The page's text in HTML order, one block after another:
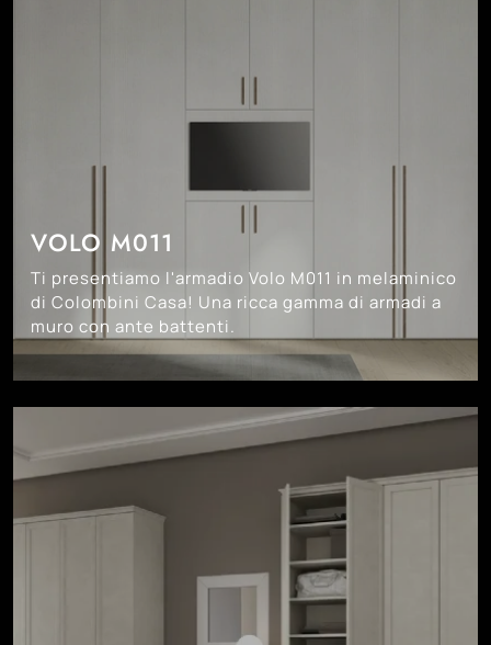
VOLO M011
Ti presentiamo l'armadio Volo M011 in melaminico
di Colombini Casa! Una ricca gamma di armadi a
muro con ante battenti.